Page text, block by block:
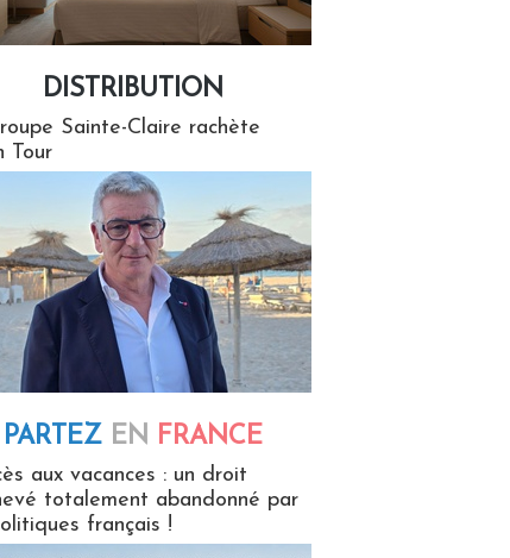
DISTRIBUTION
Sainte-Claire rachète
Tour
PARTEZ EN FRANCE
aux vacances : un droit
totalement abandonné par
français !